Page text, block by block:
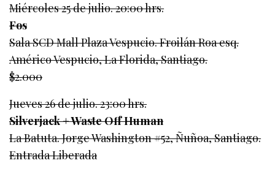
Miércoles 25 de julio. 20:00 hrs.
Fos
Sala SCD Mall Plaza Vespucio. Froilán Roa esq.
Américo Vespucio, La Florida, Santiago.
$2.000
Jueves 26 de julio. 23:00 hrs.
Silverjack + Waste Off Human
La Batuta. Jorge Washington #52, Ñuñoa, Santiago.
Entrada Liberada